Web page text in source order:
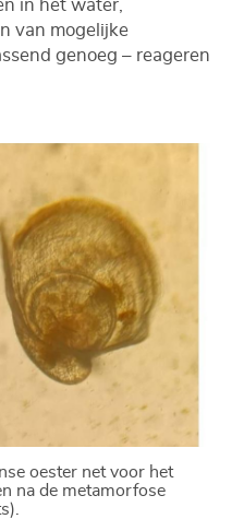
in het water,
van mogelijke
genoeg – reageren
oester net voor het
na de metamorfose